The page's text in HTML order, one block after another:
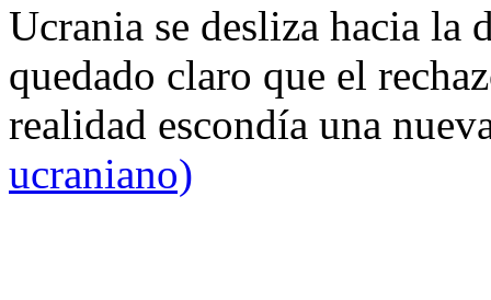
Ucrania se desliza hacia
quedado claro que el
realidad escondía una
ucraniano)